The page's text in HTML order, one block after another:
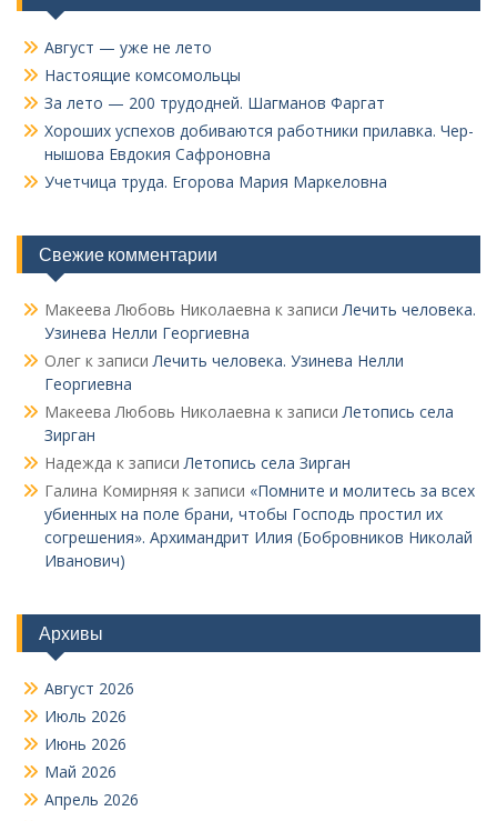
Август — уже не лето
Настоящие комсомольцы
За лето — 200 трудодней. Шагманов Фаргат
Хороших успехов добиваются работники прилавка. Чер­
нышова Евдокия Сафроновна
Учетчица труда. Его­рова Мария Маркеловна
Свежие комментарии
Макеева Любовь Николаевна к записиЛечить человека.
Узинева Нелли Георгиевна
Олег к записиЛечить человека. Узинева Нелли
Георгиевна
Макеева Любовь Николаевна к записиЛетопись села
Зирган
Надежда к записиЛетопись села Зирган
Галина Комирняя к записи «Помните и молитесь за всех
убиенных на поле брани, чтобы Господь простил их
согрешения». Архимандрит Илия (Бобровников Николай
Иванович)
Архивы
Август 2026
Июль 2026
Июнь 2026
Май 2026
Апрель 2026